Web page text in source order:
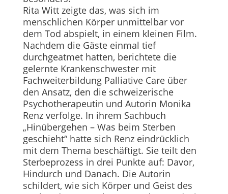
Rita Witt zeigte das, was sich im
menschlichen Körper unmittelbar vor
dem Tod abspielt, in einem kleinen Film.
Nachdem die Gäste einmal tief
durchgeatmet hatten, berichtete die
gelernte Krankenschwes­ter mit
Fachweiterbildung Palliative Care über
den Ansatz, den die schweizerische
Psychotherapeutin und Autorin Monika
Renz verfolge. In ihrem Sachbuch
„Hinübergehen – Was beim Sterben
geschieht“ hatte sich Renz eindrücklich
mit dem Thema beschäftigt. Sie teilt den
Sterbeprozess in drei Punkte auf: Davor,
Hindurch und Danach. Die Autorin
schildert, wie sich Körper und Geist des